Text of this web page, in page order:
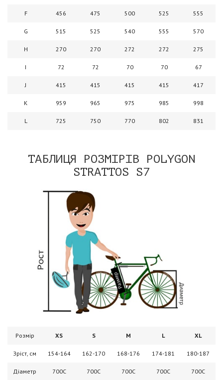
F 456 475 500 525 555
G 515 525 540 555 570
H 270 270 272 272 275
I 72 72 70 70 67
J 415 415 415 415 417
K 959 965 975 985 998
L 725 750 770 802 831
ТАБЛИЦЯ РОЗМІРІВ POLYGON
STRATTOS S7
Розмір XS S M L XL
Зріст, см 154-164 162-170 168-176 174-181 180-187
Діаметр 700C 700C 700C 700C
700C